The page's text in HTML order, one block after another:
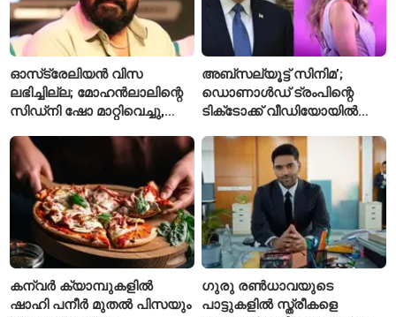
ഓസ്‌ട്രേലിയൻ വിസ
ലഭിച്ചില്ല; മോഹൻലാലിന്റെ
സിഡ്‌നി ഷോ മാറ്റിവെച്ചു,
ചോദിച്ച് താരം
അബ്സല്യൂട്ട് സിനിമ’;
ഡൊണാൾഡ് ട്രംപിന്റെ
ടിക്‌ടോക്ക് വീഡിയോയിൽ
‘August’ നീക്കം ചെയ്തു
കന്വർ ക്യാമ്പുകളിൽ
ഷാഹി പനീർ മുതൽ പിസയും
ഗുരു രൺധാവയുടെ
പാട്ടുകളിൽ സ്ത്രീകളെ